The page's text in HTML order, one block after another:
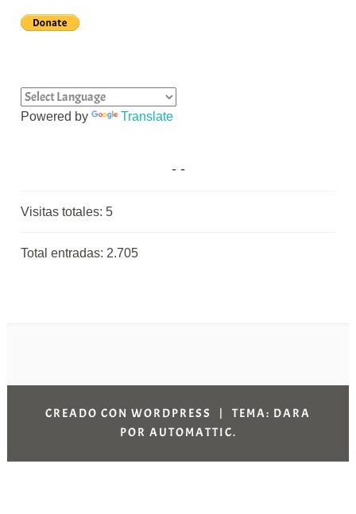
Powered by Translate
Visitas totales: 5
Total entradas: 2.705
CREADO CON WORDPRESS |
TEMA: DARA
POR AUTOMATTIC.